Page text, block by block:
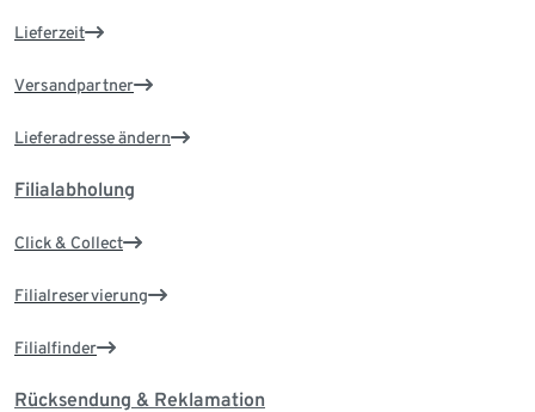
Lieferzeit
Versandpartner
Lieferadresse ändern
Filialabholung
Click & Collect
Filialreservierung
Filialfinder
Rücksendung & Reklamation